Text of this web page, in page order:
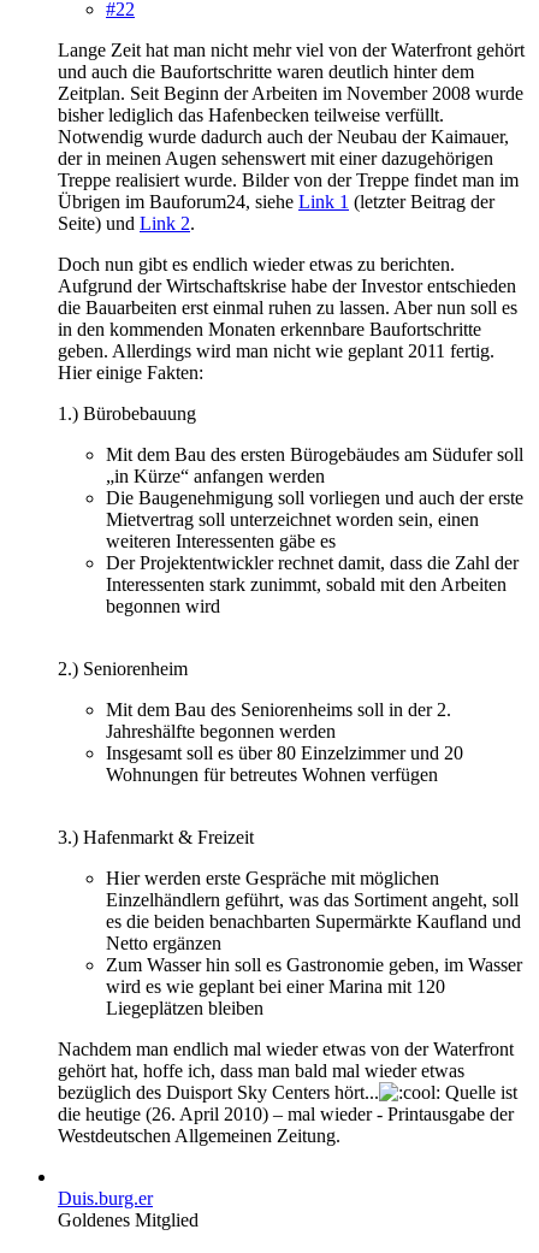
#22
Lange Zeit hat man nicht mehr viel von der Waterfront gehört
und auch die Baufortschritte waren deutlich hinter dem
Zeitplan. Seit Beginn der Arbeiten im November 2008 wurde
bisher lediglich das Hafenbecken teilweise verfüllt.
Notwendig wurde dadurch auch der Neubau der Kaimauer,
der in meinen Augen sehenswert mit einer dazugehörigen
Treppe realisiert wurde. Bilder von der Treppe findet man im
Übrigen im Bauforum24, siehe Link 1 (letzter Beitrag der
Seite) und Link 2.
Doch nun gibt es endlich wieder etwas zu berichten.
Aufgrund der Wirtschaftskrise habe der Investor entschieden
die Bauarbeiten erst einmal ruhen zu lassen. Aber nun soll es
in den kommenden Monaten erkennbare Baufortschritte
geben. Allerdings wird man nicht wie geplant 2011 fertig.
Hier einige Fakten:
1.) Bürobebauung
Mit dem Bau des ersten Bürogebäudes am Südufer soll
„in Kürze“ anfangen werden
Die Baugenehmigung soll vorliegen und auch der erste
Mietvertrag soll unterzeichnet worden sein, einen
weiteren Interessenten gäbe es
Der Projektentwickler rechnet damit, dass die Zahl der
Interessenten stark zunimmt, sobald mit den Arbeiten
begonnen wird
2.) Seniorenheim
Mit dem Bau des Seniorenheims soll in der 2.
Jahreshälfte begonnen werden
Insgesamt soll es über 80 Einzelzimmer und 20
Wohnungen für betreutes Wohnen verfügen
3.) Hafenmarkt & Freizeit
Hier werden erste Gespräche mit möglichen
Einzelhändlern geführt, was das Sortiment angeht, soll
es die beiden benachbarten Supermärkte Kaufland und
Netto ergänzen
Zum Wasser hin soll es Gastronomie geben, im Wasser
wird es wie geplant bei einer Marina mit 120
Liegeplätzen bleiben
Nachdem man endlich mal wieder etwas von der Waterfront
gehört hat, hoffe ich, dass man bald mal wieder etwas
bezüglich des Duisport Sky Centers hört...
Quelle ist
die heutige (26. April 2010) – mal wieder - Printausgabe der
Westdeutschen Allgemeinen Zeitung.
Duis.burg.er
Goldenes Mitglied